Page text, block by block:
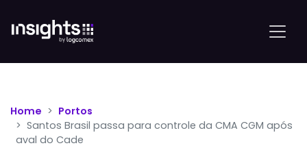
Home
Portos
Santos Brasil passa para controle da CMA CGM após
aval do Cade